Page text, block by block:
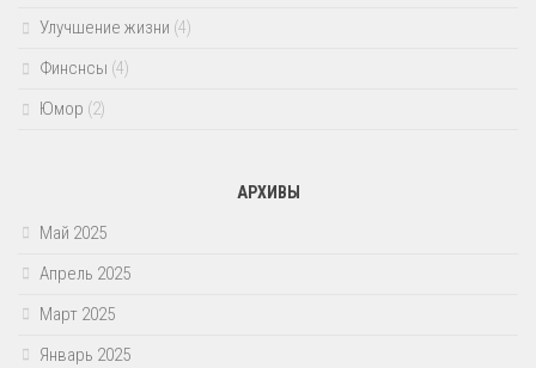
Улучшение жизни (4)
Финснсы (4)
Юмор (2)
АРХИВЫ
Май 2025
Апрель 2025
Март 2025
Январь 2025